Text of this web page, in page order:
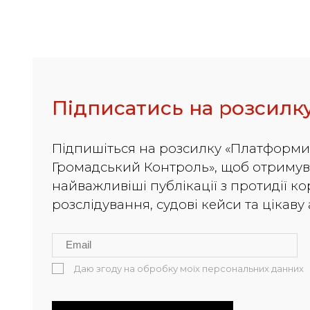
Підписатись на
Підпишіться на розсилку «Платформи
Громадський Контроль», щоб
найважливіші публікації з протидії
розслідування, судові кейси та цікаву
Даю згоду на обробку моїх персональних данних